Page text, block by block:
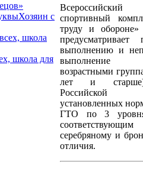
Хозяин с
школа для
Всероссийский
спортивный
труду и
предусматривает
выполнению и
выполнение
возрастными
лет и старше)
Российской
установленных
ГТО по 3
серебряному и
отличия.